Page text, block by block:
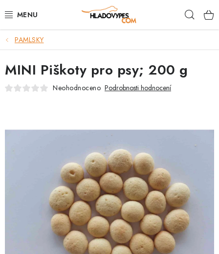
na
POTŘEBY PRO PSY
TAMI PŘEPRAVNÍ BOXY
SPORT SE PSEM
VĚRNOSTNÍ PROGRAM
PAMLSKY
MINI Piškoty pro psy; 200 g
Neohodnoceno Podrobnosti hodnocení